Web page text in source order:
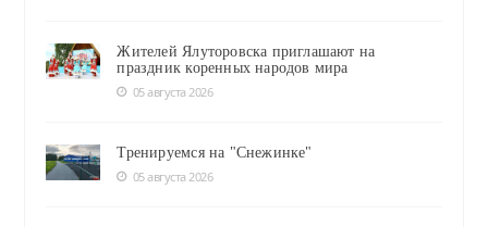
Жителей Ялуторовска приглашают на
праздник коренных народов мира
05 августа 2026
Тренируемся на "Снежинке"
05 августа 2026